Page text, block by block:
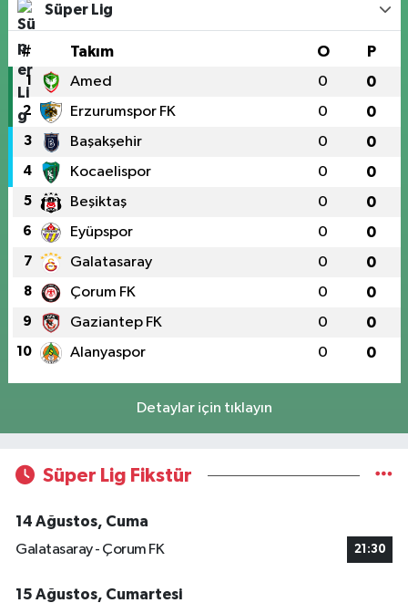
Süper Lig
# Takım O P
1 Amed 0 0
2 Erzurumspor FK 0 0
3 Başakşehir 0 0
4 Kocaelispor 0 0
5 Beşiktaş 0 0
6 Eyüpspor 0 0
7 Galatasaray 0 0
8 Çorum FK 0 0
9 Gaziantep FK 0 0
10 Alanyaspor 0 0
Detaylar için tıklayın
Süper Lig Fikstür
14 Ağustos, Cuma
Galatasaray - Çorum FK
21:30
15 Ağustos, Cumartesi